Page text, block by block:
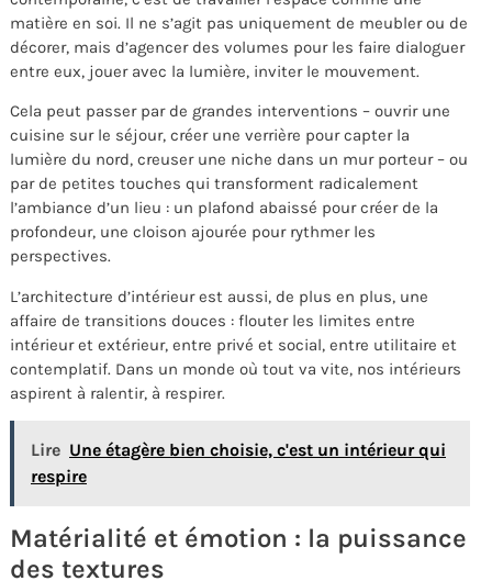
matière en soi. Il ne s’agit pas uniquement de meubler ou de
décorer, mais d’agencer des volumes pour les faire dialoguer
entre eux, jouer avec la lumière, inviter le mouvement.
Cela peut passer par de grandes interventions – ouvrir une
cuisine sur le séjour, créer une verrière pour capter la
lumière du nord, creuser une niche dans un mur porteur – ou
par de petites touches qui transforment radicalement
l’ambiance d’un lieu : un plafond abaissé pour créer de la
profondeur, une cloison ajourée pour rythmer les
perspectives.
L’architecture d’intérieur est aussi, de plus en plus, une
affaire de transitions douces : flouter les limites entre
intérieur et extérieur, entre privé et social, entre utilitaire et
contemplatif. Dans un monde où tout va vite, nos intérieurs
aspirent à ralentir, à respirer.
Lire Une étagère bien choisie, c'est un intérieur qui
respire
Matérialité et émotion : la puissance
des textures